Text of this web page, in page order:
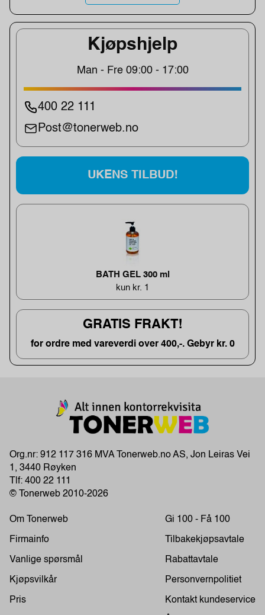
Kjøpshjelp
Man - Fre 09:00 - 17:00
400 22 111
Post@tonerweb.no
UKENS TILBUD!
BATH GEL 300 ml
kun kr. 1
GRATIS FRAKT!
for ordre med vareverdi over 400,-. Gebyr kr. 0
Org.nr: 912 117 316 MVA Tonerweb.no AS, Jon Leiras Vei
1, 3440 Røyken
Tlf: 400 22 111
© Tonerweb 2010-2026
Om Tonerweb
Firmainfo
Vanlige spørsmål
Kjøpsvilkår
Pris
Gi 100 - Få 100
Tilbakekjøpsavtale
Rabattavtale
Personvernpolitiet
Kontakt kundeservice